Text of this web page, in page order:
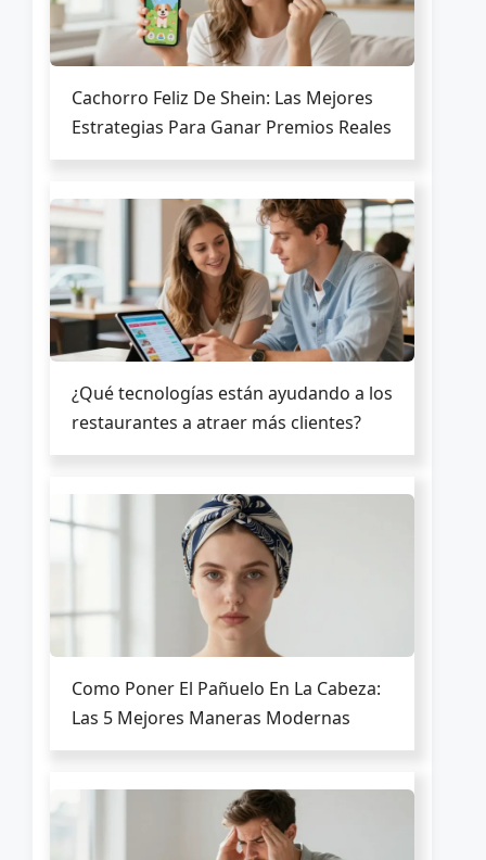
Cachorro Feliz De Shein: Las Mejores
Estrategias Para Ganar Premios Reales
¿Qué tecnologías están ayudando a los
restaurantes a atraer más clientes?
Como Poner El Pañuelo En La Cabeza:
Las 5 Mejores Maneras Modernas